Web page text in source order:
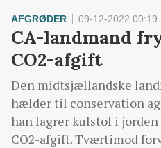
AFGRØDER 09-12-2022 00:19
CA-landmand
CO2-afgift
Den midtsjællandske
hælder til conservation
han lagrer kulstof i
CO2-afgift. Tværtimod